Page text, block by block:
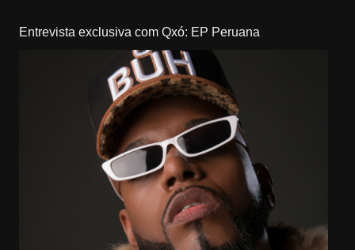
Entrevista exclusiva com Qxó: EP Peruana